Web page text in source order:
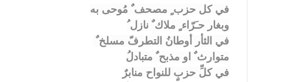
في كل حزب ٍ مصحف ٌ مُوحى به
وبغار حـَرّاء ٍ ملاك ٌ نازل ُ
في الثأر أوطانُ التطرفّ مسلخ ٌ
متوارث ٌ او مذبح ٌ متبادلُ
في كلِّ حزبٍ للنواح منابرٌ